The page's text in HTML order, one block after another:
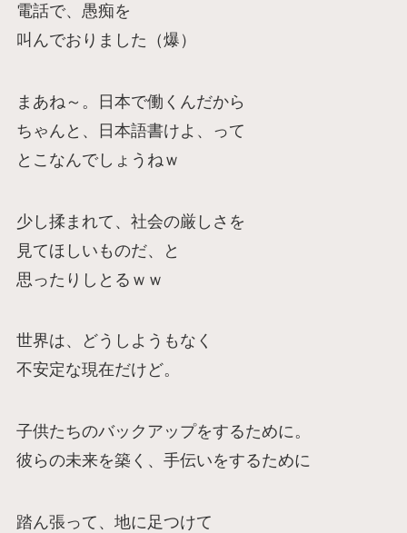
電話で、愚痴を
叫んでおりました（爆）
まあね～。日本で働くんだから
ちゃんと、日本語書けよ、って
とこなんでしょうねｗ
少し揉まれて、社会の厳しさを
見てほしいものだ、と
思ったりしとるｗｗ
世界は、どうしようもなく
不安定な現在だけど。
子供たちのバックアップをするために。
彼らの未来を築く、手伝いをするために
踏ん張って、地に足つけて